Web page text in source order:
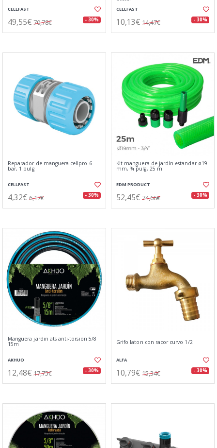
CELLFAST
49,55€ 70,78€ - 30%
CELLFAST
10,13€ 14,47€ - 30%
Reparador de manguera cellpro 6
bar, 1 pulg
CELLFAST
4,32€ 6,17€ - 30%
Kit manguera de jardín estandar ø19
mm, ¾ pulg, 25 m
EDM PRODUCT
52,45€ 74,66€ - 30%
Manguera jardin ats anti-torsion 5/8
15m
AKHUO
12,48€ 17,75€ - 30%
Grifo laton con racor curvo 1/2
ALFA
10,79€ 15,34€ - 30%